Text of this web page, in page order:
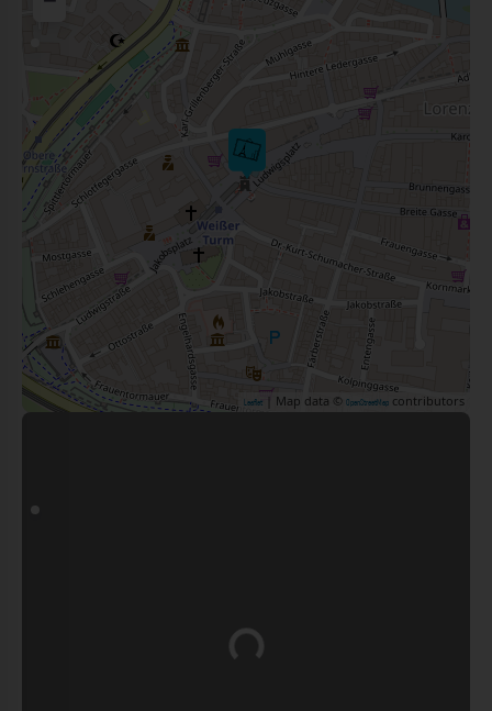
Leaflet | Map data © OpenStreetMap contributors
Wird geladen …